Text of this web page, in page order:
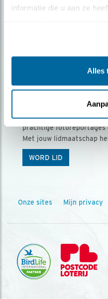
informatie die u aan ze
Alles
Ontvang 5 x
Vogels is het tijdschrift
prachtige fotoreportages
Met jouw lidmaatschap
WORD LID
Onze sites Mijn privacy